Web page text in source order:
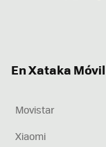
En Xataka
Movistar
Xiaomi